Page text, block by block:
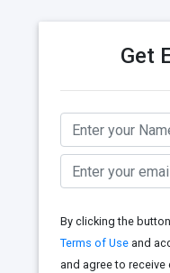
Get
By clicking the
Terms of Use and
and agree to